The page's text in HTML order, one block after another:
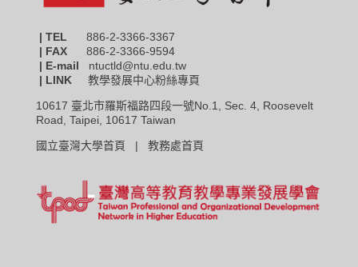
| TEL 886-2-3366-3367
| FAX
886-2-3366-9594
| E-mail ntuctld@ntu.edu.tw
| LINK 教學發展中心粉絲專頁
10617 臺北市羅斯福路四段一號No.1, Sec. 4, Roosevelt
Road, Taipei, 10617 Taiwan
國立臺灣大學首頁 | 教務處首頁